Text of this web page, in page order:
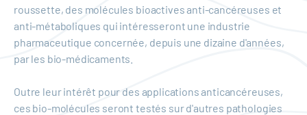
roussette, des molécules bioactives anti-cancéreuses et
anti-métaboliques qui intéresseront une industrie
pharmaceutique concernée, depuis une dizaine d'années,
par les bio-médicaments.
Outre leur intérêt pour des applications anticancéreuses,
ces bio-molécules seront testés sur d'autres pathologies